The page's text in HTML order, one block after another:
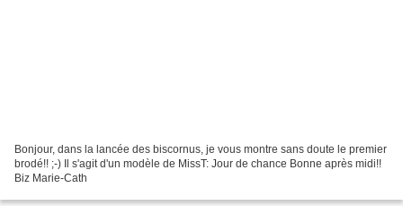
Bonjour, dans la lancée des biscornus, je vous montre sans doute le premier
brodé!! ;-) Il s'agit d'un modèle de MissT: Jour de chance Bonne après midi!!
Biz Marie-Cath